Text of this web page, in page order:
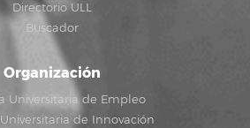
Directorio ULL
Buscador
Organización
Universitaria de Empleo
de Innovación